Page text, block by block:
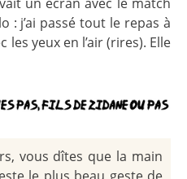
: j’ai passé tout le repas à
les yeux en l’air (rires). Elle
vous dîtes que la main